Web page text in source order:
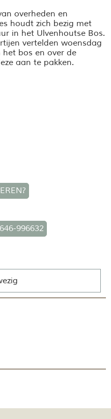
overheden en
houdt zich bezig met
in het Ulvenhoutse Bos.
vertelden woensdag
bos en over de
aan te pakken.
996632